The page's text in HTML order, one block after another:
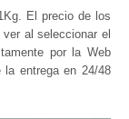
El precio de los
al seleccionar el
por la Web
la entrega en 24/48